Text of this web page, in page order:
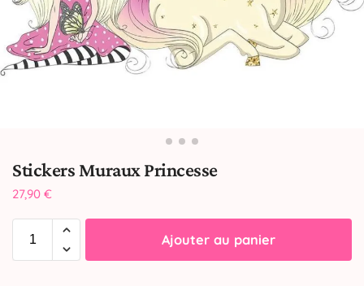
Stickers Muraux Princesse
27,90 €
Ajouter au panier